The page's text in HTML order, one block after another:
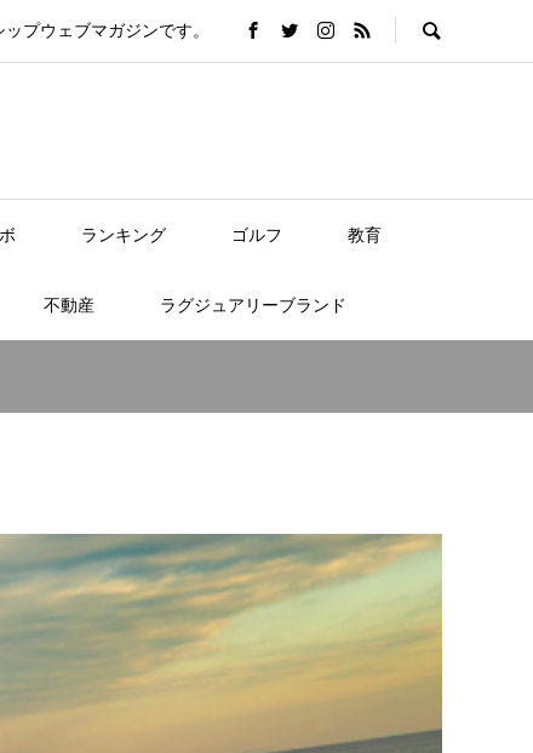
プウェブマガジンです。
ランキング ゴルフ 教育
不動産 ラグジュアリーブランド